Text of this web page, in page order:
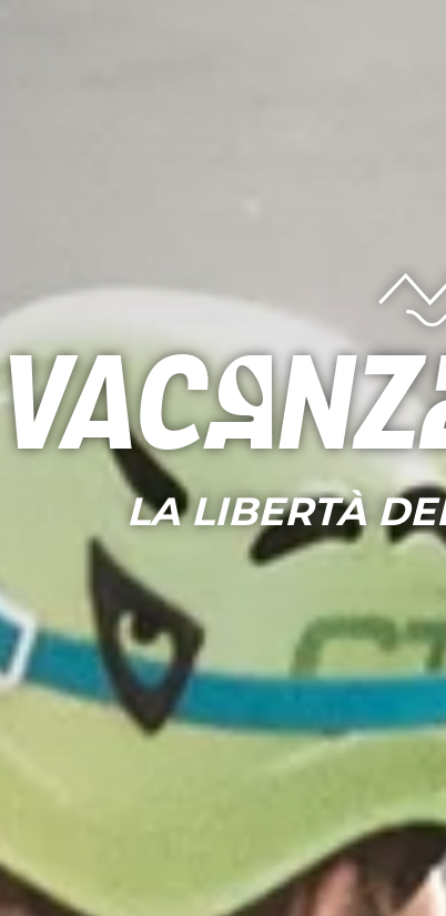
LA LIBERTÀ